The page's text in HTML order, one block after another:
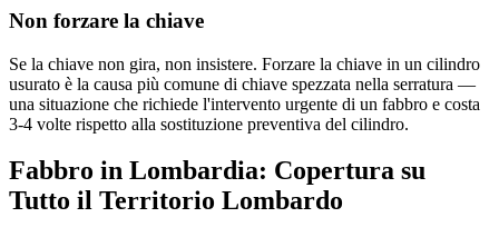
Non forzare la chiave
Se la chiave non gira, non insistere. Forzare la chiave in un cilindro
usurato è la causa più comune di chiave spezzata nella serratura —
una situazione che richiede l'intervento urgente di un fabbro e costa
3-4 volte rispetto alla sostituzione preventiva del cilindro.
Fabbro in Lombardia: Copertura su
Tutto il Territorio Lombardo